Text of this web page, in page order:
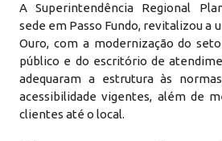
A Superintendência Regional
sede em Passo Fundo, revitalizou a
Ouro, com a modernização do
público e do escritório de
adequaram a estrutura às
acessibilidade vigentes, além de
clientes até o local.